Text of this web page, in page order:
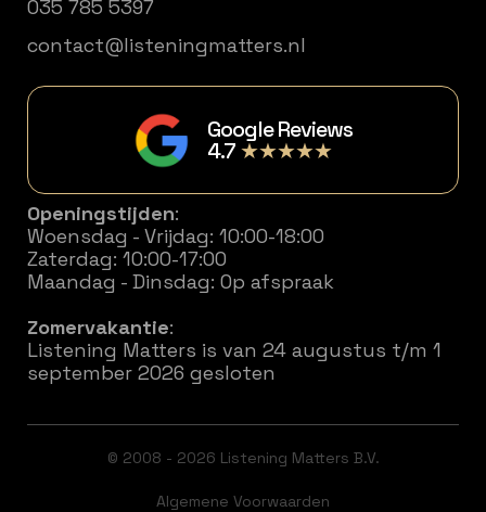
035 785 5397
contact@listeningmatters.nl
Google Reviews
4.7★★★★★
Openingstijden:
Woensdag - Vrijdag: 10:00-18:00
Zaterdag: 10:00-17:00
Maandag - Dinsdag: Op afspraak
Zomervakantie:
Listening Matters is van 24 augustus t/m 1
september 2026 gesloten
© 2008 - 2026 Listening Matters B.V.
Algemene Voorwaarden